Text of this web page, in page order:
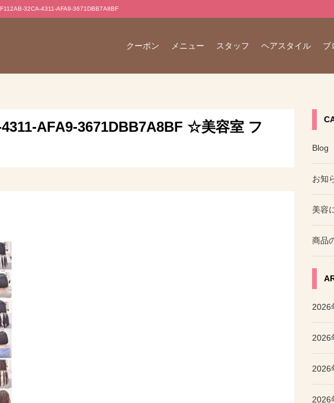
32CA-4311-AFA9-3671DBB7A8BF
ブ
ヘアスタイル
スタッフ
メニュー
クーポン
AFA9-3671DBB7A8BF ☆美容室 フ
Blog
お知
美容
商品
2026
2026
2026
2026